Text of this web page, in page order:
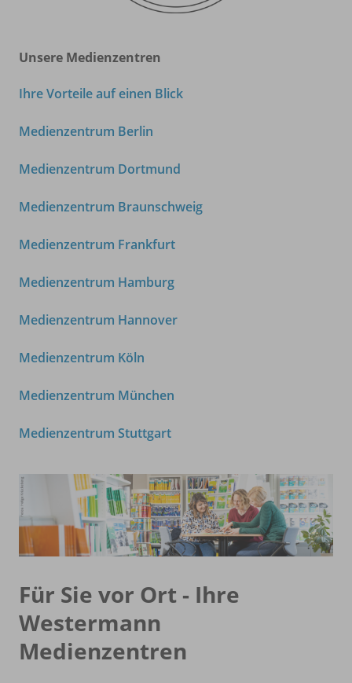
Unsere Medienzentren
Ihre Vorteile auf einen Blick
Medienzentrum Berlin
Medienzentrum Dortmund
Medienzentrum Braunschweig
Medienzentrum Frankfurt
Medienzentrum Hamburg
Medienzentrum Hannover
Medienzentrum Köln
Medienzentrum München
Medienzentrum Stuttgart
Für Sie vor Ort - Ihre
Westermann
Medienzentren